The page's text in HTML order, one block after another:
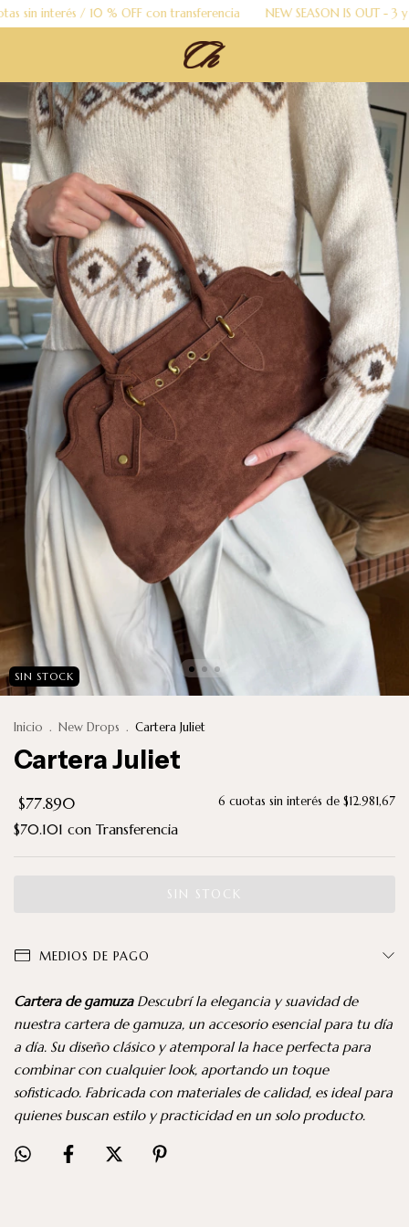
interés / 10 % OFF con transferencia NEW SEASON IS OUT - 3 y 6
SIN STOCK
Inicio . New Drops . Cartera Juliet
Cartera Juliet
$77.890 6 cuotas sin interés de $12.981,67
$70.101 con Transferencia
MEDIOS DE PAGO
Cartera de gamuzaDescubrí la elegancia y suavidad de
nuestra cartera de gamuza, un accesorio esencial para tu día
a día. Su diseño clásico y atemporal la hace perfecta para
combinar con cualquier look, aportando un toque
sofisticado. Fabricada con materiales de calidad, es ideal para
quienes buscan estilo y practicidad en un solo producto.